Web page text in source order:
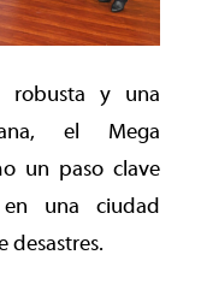
robusta y una
el Mega
un paso clave
una ciudad
desastres.